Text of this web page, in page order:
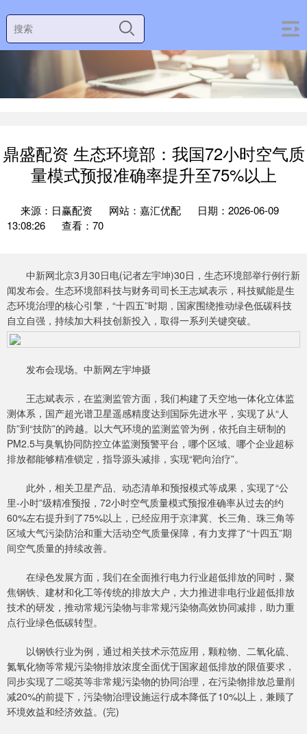
鼎盛配资 生态环境部：我国72小时空气质
量模式预报准确率提升至75%以上
来源：日赢配资 网站：嘉汇优配
日期：2026-06-09
13:08:26
查看：70
中新网北京3月30日电(记者左宇坤)30日，生态环境部举行例行新
闻发布会。生态环境部科技与财务司司长王志斌表示，科技赋能是生
态环境治理的核心引擎，“十四五”时期，国家围绕推动绿色低碳科技
自立自强，持续加大科技创新投入，取得一系列关键突破。
发布会现场。中新网左宇坤摄
王志斌表示，在监测监管方面，我们构建了天空地一体化立体监
测体系，国产超光谱卫星遥感精度达到国际先进水平，实现了从“人
防”到“技防”的跨越。以大气环境的监测监管为例，依托自主研制的
PM2.5与臭氧协同防控立体监测预警平台，哪个区域、哪个企业超标
排放都能够精准锁定，指导源头减排，实现“靶向治疗”。
此外，相关卫星产品、动态清单和预报模式等成果，实现了“公
里-小时”级精准预报，72小时空气质量模式预报准确率从过去的约
60%左右提升到了75%以上，已经应用于京津冀、长三角、珠三角等
区域大气污染防治和重大活动空气质量保障，有力支撑了“十四五”期
间空气质量的持续改善。
在绿色发展方面，我们在全面推行电力行业超低排放的同时，聚
焦钢铁、建材和化工等传统的排放大户，大力推进非电行业超低排放
技术的研发，推动常规污染物与非常规污染物高效协同减排，助力重
点行业绿色低碳转型。
以钢铁行业为例，通过相关技术示范应用，颗粒物、二氧化硫、
氮氧化物等常规污染物排放浓度全面优于国家超低排放的限值要求，
同步实现了二噁英等非常规污染物的协同治理，在污染物排放总量削
减20%的前提下，污染物治理设施运行成本降低了10%以上，兼顾了
环境效益和经济效益。(完)